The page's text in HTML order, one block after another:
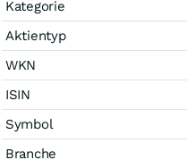
Kategorie
Aktientyp
WKN
ISIN
Symbol
Branche